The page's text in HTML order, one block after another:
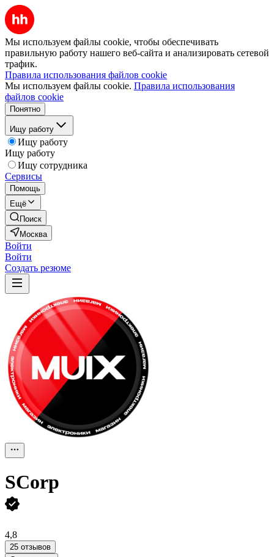
Мы используем файлы cookie, чтобы обеспечивать
правильную работу нашего веб-сайта и анализировать сетевой
трафик.
Правила использования файлов cookie
Мы используем файлы cookie. Правила использования
файлов cookie
Понятно
Ищу работу
Ищу работу
Ищу работу
Ищу сотрудника
Сервисы
Помощь
Ещё
Поиск
Москва
Войти
Войти
Создать резюме
SCorp
4,8
25 отзывов